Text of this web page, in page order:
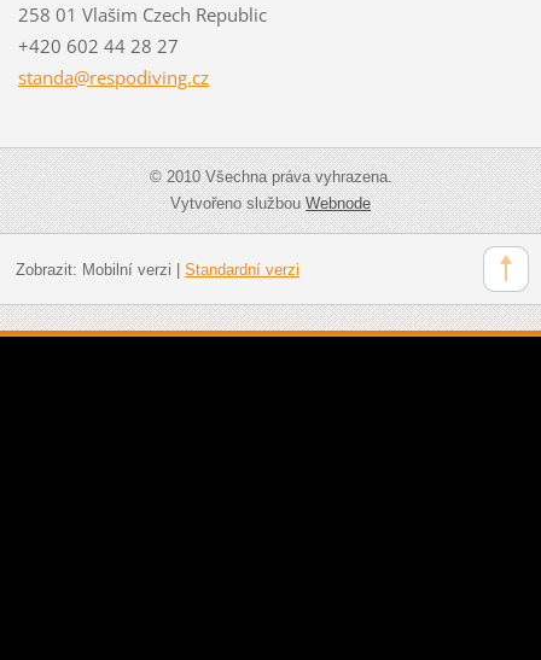
258 01 Vlašim Czech Republic
+420 602 44 28 27
standa@respodiving.cz
© 2010 Všechna práva vyhrazena.
Vytvořeno službouWebnode
Zobrazit: Mobilní verzi Standardní verzi